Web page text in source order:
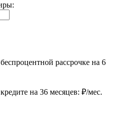
рассрочке на 6
на 36 месяцев: ₽/мес.